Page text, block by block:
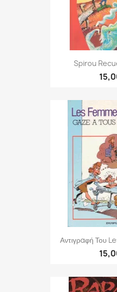
Spirou
Αντιγραφή Του